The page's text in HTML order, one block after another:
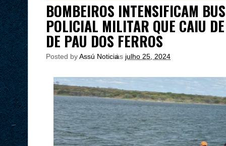
BOMBEIROS INTENSIFICAM
POLICIAL MILITAR QUE CAIU
DE PAU DOS FERROS
Posted byAssú Noticia
às julho 25, 2024